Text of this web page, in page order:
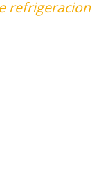
refrigeracion